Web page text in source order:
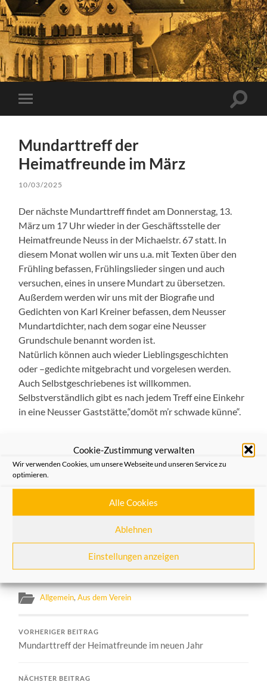
Cookie-Zustimmung verwalten
Wir verwenden Cookies, um unsere Webseite und unseren Service zu
optimieren.
Alle Cookies
Ablehnen
Einstellungen anzeigen
Mobile-
Menü
Mundarttreff der
Heimatfreunde im März
10/03/2025
Der nächste Mundarttreff findet am Donnerstag, 13.
März um 17 Uhr wieder in der Geschäftsstelle der
Heimatfreunde Neuss in der Michaelstr. 67 statt. In
diesem Monat wollen wir uns u.a. mit Texten über den
Frühling befassen, Frühlingslieder singen und auch
versuchen, eines in unsere Mundart zu übersetzen.
Außerdem werden wir uns mit der Biografie und
Gedichten von Karl Kreiner befassen, dem Neusser
Mundartdichter, nach dem sogar eine Neusser
Grundschule benannt worden ist.
Natürlich können auch wieder Lieblingsgeschichten
oder –gedichte mitgebracht und vorgelesen werden.
Auch Selbstgeschriebenes ist willkommen.
Selbstverständlich gibt es nach jedem Treff eine Einkehr
in eine Neusser Gaststätte,“domöt m’r schwade künne“.
13. 3., 15. 5., 12.6., 10.7., 14.8., 11. 9., 9. 10., 13. 11., 11. 12.
Außerdem findet am 29. April 2025 um 19 Uhr „Nüsser
Tön em Romaneum“ statt. Wer bei dieser Veranstaltung
mit einem Mundartvortrag dabei sein möchte, kann sich
Telefon der Heimatfreunde 02131 1537661 / Helga
Peppekus 02131 464570
Allgemein,Aus dem Verein
VORHERIGER BEITRAG
Mundarttreff der Heimatfreunde im neuen Jahr
NÄCHSTER BEITRAG